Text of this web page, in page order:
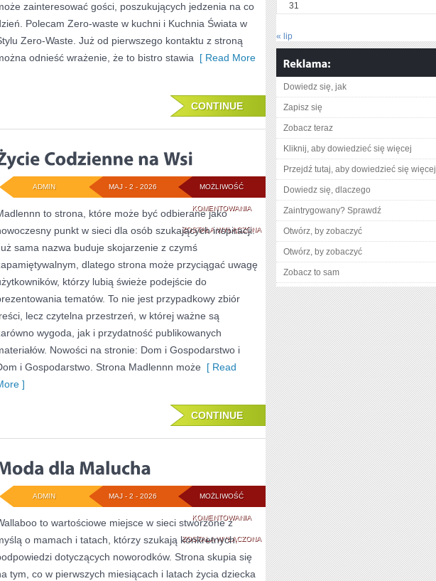
zainteresować gości, poszukujących jedzenia na co
Polecam Zero-waste w kuchni i Kuchnia Świata w
Zero-Waste. Już od pierwszego kontaktu z stroną
odnieść wrażenie, że to bistro stawia [ Read More
CONTINUE
MOŻLIWOŚĆ
KOMENTOWANIAŻYCIE
CODZIENNE
WSI
ZOSTAŁA WYŁĄCZONA
MAJ - 2 - 2026
ADMIN
to strona, które może być odbierane jako
punkt w sieci dla osób szukających inspiracji.
sama nazwa buduje skojarzenie z czymś
dlatego strona może przyciągać uwagę
którzy lubią świeże podejście do
tematów. To nie jest przypadkowy zbiór
lecz czytelna przestrzeń, w której ważne są
wygoda, jak i przydatność publikowanych
Nowości na stronie: Dom i Gospodarstwo i
i Gospodarstwo. Strona Madlennn może [ Read
]
CONTINUE
MOŻLIWOŚĆ
KOMENTOWANIAMODA
DLA
MALUCHA
ZOSTAŁA WYŁĄCZONA
MAJ - 2 - 2026
ADMIN
to wartościowe miejsce w sieci stworzone z
o mamach i tatach, którzy szukają konkretnych
dotyczących noworodków. Strona skupia się
tym, co w pierwszych miesiącach i latach życia dziecka
31
« lip
Dowiedz się, jak
Zapisz się
Zobacz teraz
Kliknij, aby dowiedzieć się więcej
Przejdź tutaj, aby dowiedzieć się więcej
Dowiedz się, dlaczego
Zaintrygowany? Sprawdź
Otwórz, by zobaczyć
Otwórz, by zobaczyć
Zobacz to sam